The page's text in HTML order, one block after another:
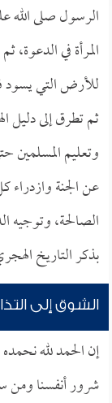
الرسول صلى الله
المرأة في
للأرض التي يسود
ثم تطرق إلى دليل
وتعليم المسلمين
عن الجنة وازدراء
الصالحة، وتوجيه
بذكر التاريخ
الشوق إلى
إن الحمد لله
شرور أنفسنا ومن